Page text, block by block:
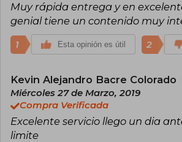
Muy rápida entrega y en
genial tiene un contenido muy
1 Esta opinión es útil 2
Kevin Alejandro Bacre Colorado
Miércoles 27 de Marzo, 2019
Compra Verificada
Excelente servicio llego un dia
limite